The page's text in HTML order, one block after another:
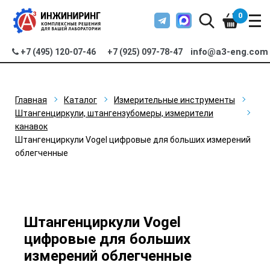
+7 (495) 120-07-46 +7 (925) 097-78-47 info@a3-eng.com
0
Главная Каталог
Измерительные инструменты
Штангенциркули, штангензубомеры, измерители
канавок
Штангенциркули Vogel цифровые для больших измерений
облегченные
Штангенциркули Vogel
цифровые для больших
измерений облегченные